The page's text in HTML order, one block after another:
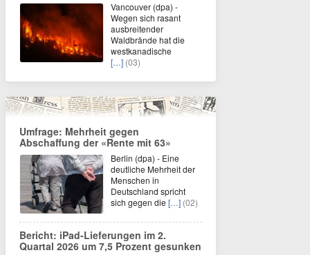
Vancouver (dpa) -
Wegen sich rasant
ausbreitender
Waldbrände hat die
westkanadische
[…] (03)
Umfrage: Mehrheit gegen
Abschaffung der «Rente mit 63»
Berlin (dpa) - Eine
deutliche Mehrheit der
Menschen in
Deutschland spricht
sich gegen die […] (02)
Bericht: iPad-Lieferungen im 2.
Quartal 2026 um 7,5 Prozent gesunken